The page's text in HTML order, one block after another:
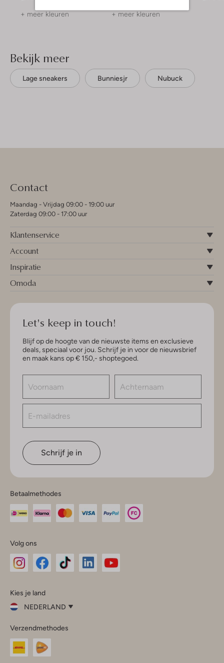
+ meer kleuren + meer kleuren
Bekijk meer
Lage sneakers Bunniesjr Nubuck
Contact
Maandag - Vrijdag 09:00 - 19:00 uur
Zaterdag 09:00 - 17:00 uur
Klantenservice
Account
Inspiratie
Omoda
Let's keep in touch!
Blijf op de hoogte van de nieuwste items en exclusieve
deals, speciaal voor jou. Schrijf je in voor de nieuwsbrief
en maak kans op € 150,- shoptegoed.
Schrijf je in
Betaalmethodes
Volg ons
InstagramFacebook
Kies je land
NEDERLAND
je
land
Nederland
Verzendmethodes